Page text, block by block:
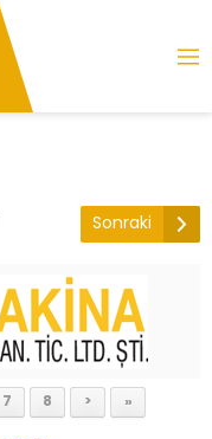
Sonraki
7 8 > »